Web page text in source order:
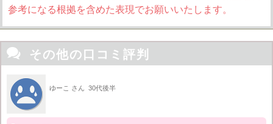
参考になる根拠を含めた表現でお願いいたします。
 その他の口コミ評判
ゆーこ さん 30代後半